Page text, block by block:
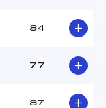
84
77
87